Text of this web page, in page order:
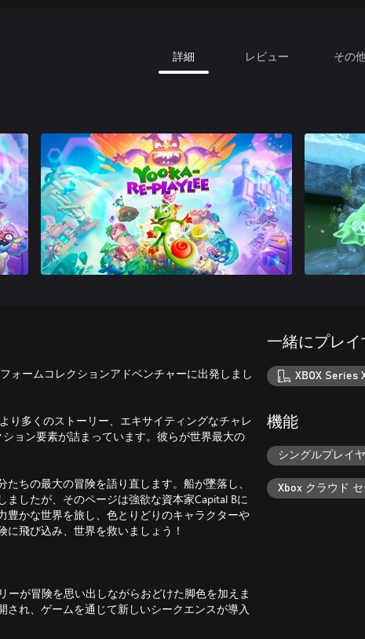
詳細 レビュー その
ォームコレクションアドベンチャーに出発しまし
り多くのストーリー、エキサイティングなチャレ
ョン要素が詰まっています。彼らが世界最大の
ちの最大の冒険を語り直します。船が墜落し、
したが、そのページは強欲な資本家Capital Bに
豊かな世界を旅し、色とりどりのキャラクターや
飛び込み、世界を救いましょう！
ーが冒険を思い出しながらおどけた脚色を加えま
れ、ゲームを通じて新しいシークエンスが導入
一緒にプレイ
XBOX Series
機能
シングルプレイ
Xbox クラウド セ